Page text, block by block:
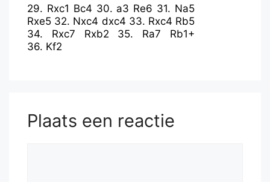
29. Rxc1 Bc4 30. a3 Re6 31. Na5
Rxe5 32. Nxc4 dxc4 33. Rxc4 Rb5
34. Rxc7 Rxb2 35. Ra7
Rb1+
36. Kf2
Plaats een reactie